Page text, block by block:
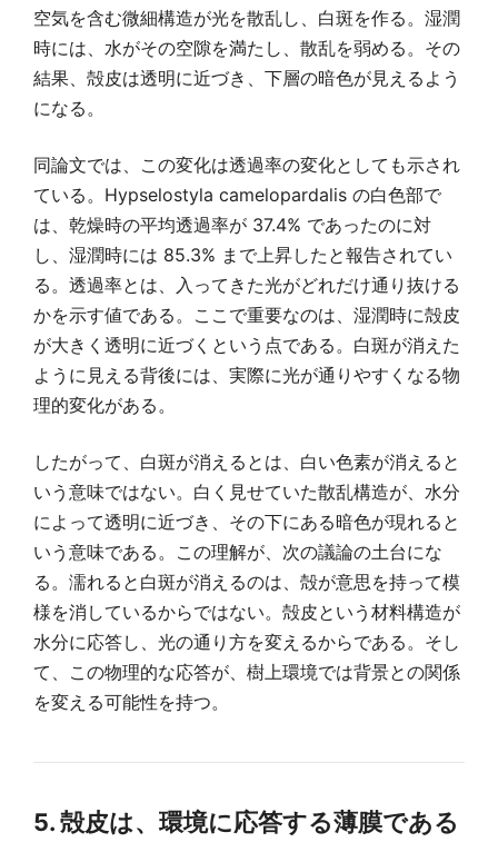
空気を含む微細構造が光を散乱し、白斑を作る。湿潤
時には、水がその空隙を満たし、散乱を弱める。その
結果、殻皮は透明に近づき、下層の暗色が見えるよう
になる。
同論文では、この変化は透過率の変化としても示され
ている。Hypselostyla camelopardalis の白色部で
は、乾燥時の平均透過率が 37.4% であったのに対
し、湿潤時には 85.3% まで上昇したと報告されてい
る。透過率とは、入ってきた光がどれだけ通り抜ける
かを示す値である。ここで重要なのは、湿潤時に殻皮
が大きく透明に近づくという点である。白斑が消えた
ように見える背後には、実際に光が通りやすくなる物
理的変化がある。
したがって、白斑が消えるとは、白い色素が消えると
いう意味ではない。白く見せていた散乱構造が、水分
によって透明に近づき、その下にある暗色が現れると
いう意味である。この理解が、次の議論の土台にな
る。濡れると白斑が消えるのは、殻が意思を持って模
様を消しているからではない。殻皮という材料構造が
水分に応答し、光の通り方を変えるからである。そし
て、この物理的な応答が、樹上環境では背景との関係
を変える可能性を持つ。
5. 殻皮は、環境に応答する薄膜である